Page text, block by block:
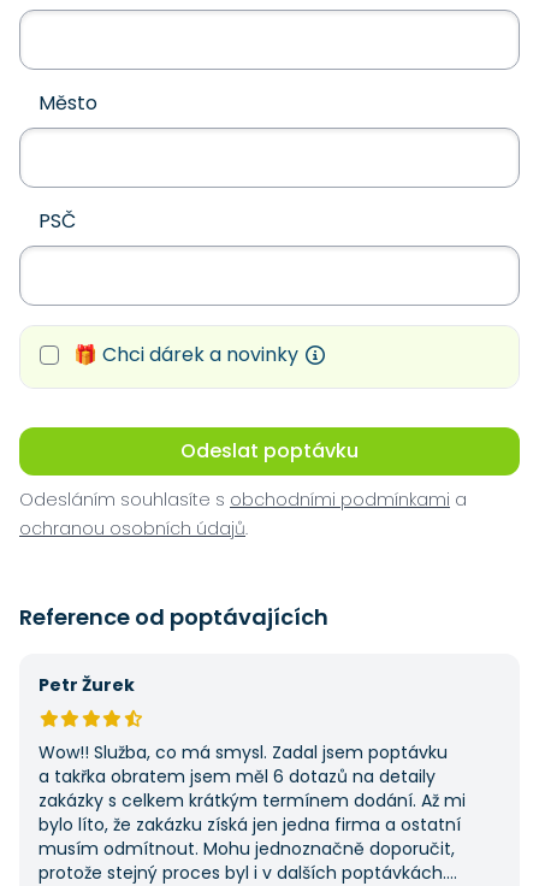
Město
PSČ
🎁 Chci dárek a novinky
Odeslat poptávku
Odesláním souhlasíte s obchodními podmínkami a
ochranou osobních údajů.
Reference od poptávajících
Petr Žurek
Wow!! Služba, co má smysl. Zadal jsem poptávku
a takřka obratem jsem měl 6 dotazů na detaily
zakázky s celkem krátkým termínem dodání. Až mi
bylo líto, že zakázku získá jen jedna firma a ostatní
musím odmítnout. Mohu jednoznačně doporučit,
protože stejný proces byl i v dalších poptávkách.